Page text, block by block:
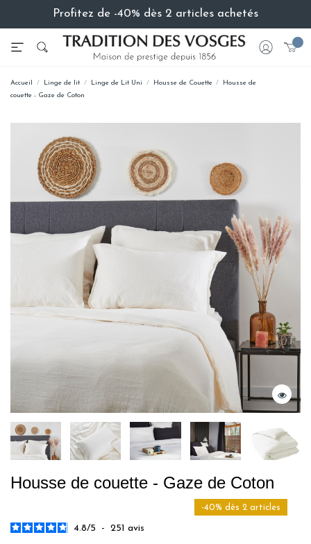
Profitez de -40% dès 2 articles achetés
Accueil Linge de lit Linge de Lit Uni Housse de Couette
Housse de
couette - Gaze de Coton
Housse de couette - Gaze de Coton
-40% dès 2 articles
4.8/5 - 251 avis